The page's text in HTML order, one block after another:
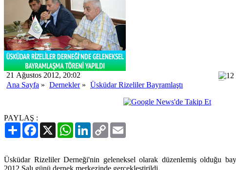
21 Ağustos 2012, 20:02
Ana Sayfa » Dernekler» Üsküdar Rizeliler Bayramlaştı
PAYLAŞ :
PaylaşFacebook
X WhatsAppLinkedIn
Copy
Link
Üsküdar Rizeliler Derneği'nin geleneksel olarak düzenlemiş olduğu
2012 Salı günü dernek merkezinde gerçekleştirildi.